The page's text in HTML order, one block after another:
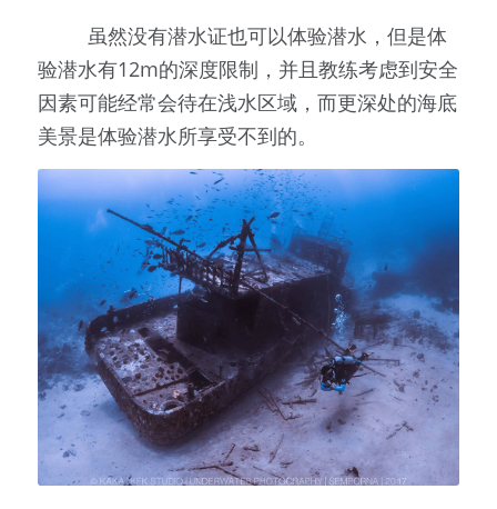
验潜水有12m的深度限制，并且教练考虑到安全
因素可能经常会待在浅水区域，而更深处的海底
美景是体验潜水所享受不到的。